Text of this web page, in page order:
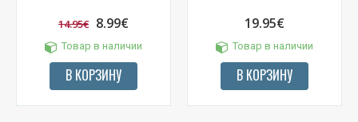
14.95€ 8.99€
Товар в наличии
В КОРЗИНУ
19.95€
Товар в наличии
В КОРЗИНУ